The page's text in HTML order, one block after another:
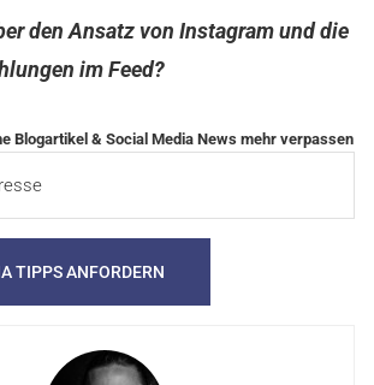
den Ansatz von Instagram und die
im Feed?
Blogartikel & Social Media News mehr verpassen